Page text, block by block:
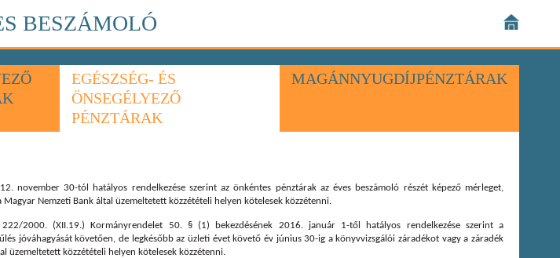
BESZÁMOLÓ
EGÉSZSÉG- ÉS
ÖNSEGÉLYEZŐ
PÉNZTÁRAK
MAGÁNNYUGDÍJPÉNZTÁRAK
november 30-tól hatályos rendelkezése szerint az önkéntes pénztárak az éves beszámoló részét képező mérleget,
Nemzeti Bank által üzemeltetett közzétételi helyen kötelesek közzétenni.
222/2000. (XII.19.) Kormányrendelet 50. § (1) bekezdésének 2016. január 1-től hatályos rendelkezése szerint a
jóváhagyását követően, de legkésőbb az üzleti évet követő év június 30-ig a könyvvizsgálói záradékot vagy a záradék
üzemeltetett közzétételi helyen kötelesek közzétenni.